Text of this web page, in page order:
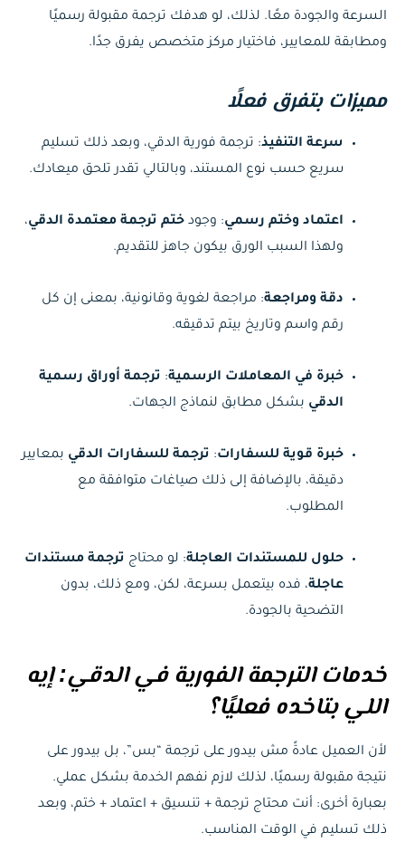
السرعة والجودة معًا. لذلك، لو هدفك ترجمة مقبولة رسميًا
ومطابقة للمعايير، فاختيار مركز متخصص يفرق جدًا.
مميزات بتفرق فعلًا
سرعة التنفيذ: ترجمة فورية الدقي، وبعد ذلك تسليم
سريع حسب نوع المستند، وبالتالي تقدر تلحق ميعادك.
اعتماد وختم رسمي: وجود ختم ترجمة معتمدة الدقي،
ولهذا السبب الورق بيكون جاهز للتقديم.
دقة ومراجعة: مراجعة لغوية وقانونية، بمعنى إن كل
رقم واسم وتاريخ بيتم تدقيقه.
خبرة في المعاملات الرسمية: ترجمة أوراق رسمية
الدقي بشكل مطابق لنماذج الجهات.
خبرة قوية للسفارات: ترجمة للسفارات الدقي بمعايير
دقيقة، بالإضافة إلى ذلك صياغات متوافقة مع
المطلوب.
حلول للمستندات العاجلة: لو محتاج ترجمة مستندات
عاجلة، فده بيتعمل بسرعة، لكن، ومع ذلك، بدون
التضحية بالجودة.
خدمات الترجمة الفورية في الدقي: إيه
اللي بتاخده فعليًا؟
لأن العميل عادةً مش بيدور على ترجمة “بس”، بل بيدور على
نتيجة مقبولة رسميًا، لذلك لازم نفهم الخدمة بشكل عملي.
بعبارة أخرى: أنت محتاج ترجمة + تنسيق + اعتماد + ختم، وبعد
ذلك تسليم في الوقت المناسب.